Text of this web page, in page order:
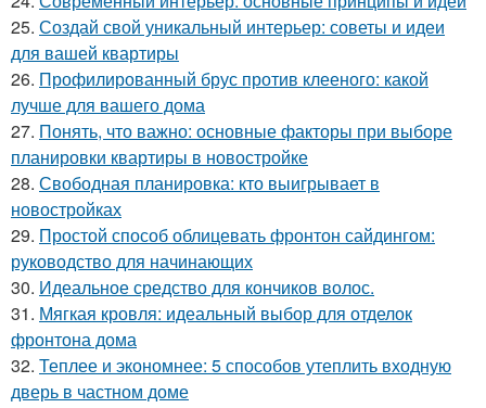
25. Создай свой уникальный интерьер: советы и идеи
для вашей квартиры
26. Профилированный брус против клееного: какой
лучше для вашего дома
27. Понять, что важно: основные факторы при выборе
планировки квартиры в новостройке
28. Свободная планировка: кто выигрывает в
новостройках
29. Простой способ облицевать фронтон сайдингом:
руководство для начинающих
30. Идеальное средство для кончиков волос.
31. Мягкая кровля: идеальный выбор для отделок
фронтона дома
32. Теплее и экономнее: 5 способов утеплить входную
дверь в частном доме